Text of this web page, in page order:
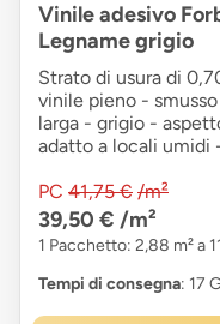
Vinile adesivo
Legname grigio
Strato di usura di
vinile pieno -
larga - grigio -
adatto a locali umidi
PC 41,75 € /m²
39,50 € /m²
1 Pacchetto: 2,88 m² a
Tempi di consegna: 17